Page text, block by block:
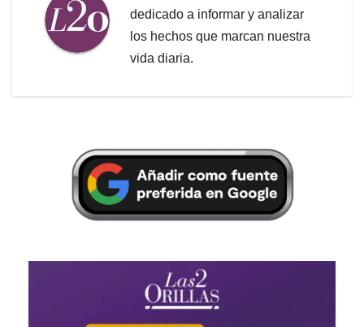
dedicado a informar y analizar
los hechos que marcan nuestra
vida diaria.